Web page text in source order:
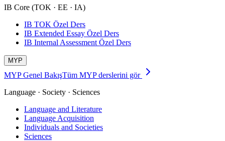
IB Core (TOK · EE · IA)
IB TOK Özel Ders
IB Extended Essay Özel Ders
IB Internal Assessment Özel Ders
MYP
MYP Genel BakışTüm MYP derslerini gör
Language · Society · Sciences
Language and Literature
Language Acquisition
Individuals and Societies
Sciences